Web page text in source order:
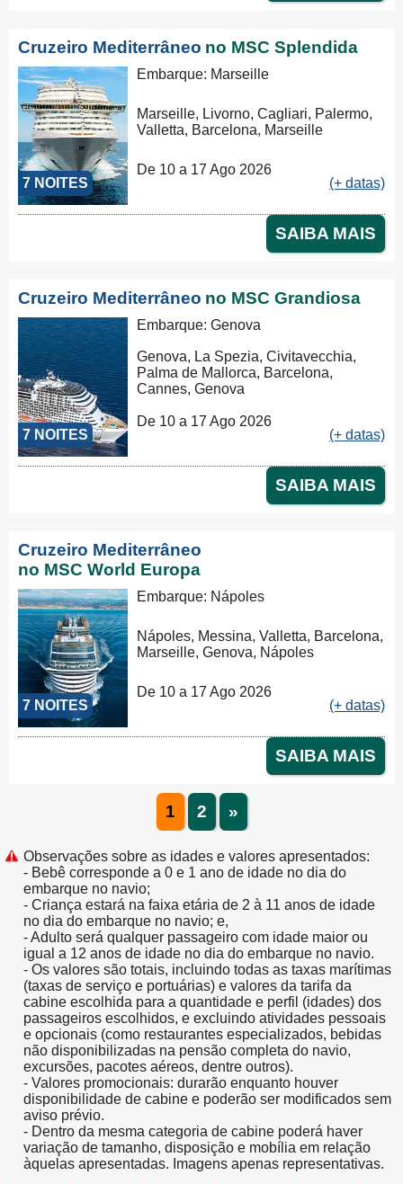
Cruzeiro Mediterrâneo no MSC Splendida
7 NOITES
Embarque: Marseille
Marseille, Livorno, Cagliari, Palermo,
Valletta, Barcelona, Marseille
De 10 a 17 Ago 2026
(+ datas)
SAIBA MAIS
Cruzeiro Mediterrâneo no MSC Grandiosa
7 NOITES
Embarque: Genova
Genova, La Spezia, Civitavecchia,
Palma de Mallorca, Barcelona,
Cannes, Genova
De 10 a 17 Ago 2026
(+ datas)
SAIBA MAIS
Cruzeiro Mediterrâneo
no MSC World Europa
7 NOITES
Embarque: Nápoles
Nápoles, Messina, Valletta, Barcelona,
Marseille, Genova, Nápoles
De 10 a 17 Ago 2026
(+ datas)
SAIBA MAIS
1 2 »
Observações sobre as idades e valores apresentados:
- Bebê corresponde a 0 e 1 ano de idade no dia do
embarque no navio;
- Criança estará na faixa etária de 2 à 11 anos de idade
no dia do embarque no navio; e,
- Adulto será qualquer passageiro com idade maior ou
igual a 12 anos de idade no dia do embarque no navio.
- Os valores são totais, incluindo todas as taxas marítimas
(taxas de serviço e portuárias) e valores da tarifa da
cabine escolhida para a quantidade e perfil (idades) dos
passageiros escolhidos, e excluindo atividades pessoais
e opcionais (como restaurantes especializados, bebidas
não disponibilizadas na pensão completa do navio,
excursões, pacotes aéreos, dentre outros).
- Valores promocionais: durarão enquanto houver
disponibilidade de cabine e poderão ser modificados sem
aviso prévio.
- Dentro da mesma categoria de cabine poderá haver
variação de tamanho, disposição e mobília em relação
àquelas apresentadas. Imagens apenas representativas.